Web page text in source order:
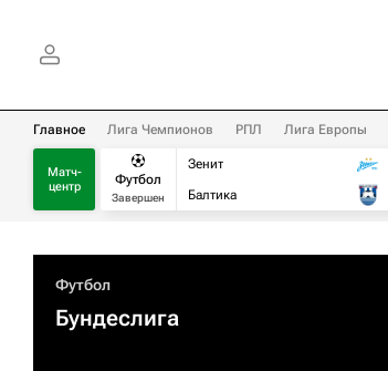
Главное Лига Чемпионов РПЛ Лига Европы
Матч-
центр
Футбол
Завершен
Зенит
Балтика
Футбол
Бундеслига